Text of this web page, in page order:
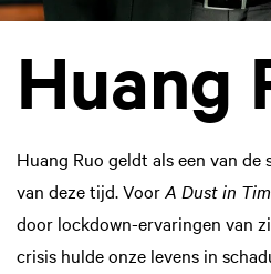
Huang
Huang Ruo geldt als een van
van deze tijd. VoorA Dust in
door lockdown-ervaringen van
crisis hulde onze levens in